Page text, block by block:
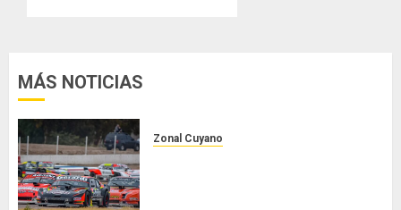
MÁS NOTICIAS
Zonal Cuyano